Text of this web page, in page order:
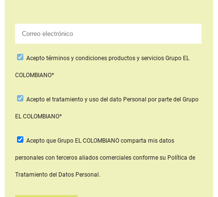
Aceptotérminos y condiciones productos y serviciosGrupo EL
COLOMBIANO*
Acepto el tratamiento y uso del dato Personal por parte del Grupo
EL COLOMBIANO*
Acepto que Grupo EL COLOMBIANOcomparta mis datos
personales con terceros aliados comerciales conforme su Política de
Tratamiento del Datos Personal.